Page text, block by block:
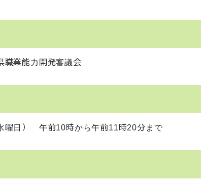
職業能力開発審議会
曜日） 午前10時から午前11時20分まで